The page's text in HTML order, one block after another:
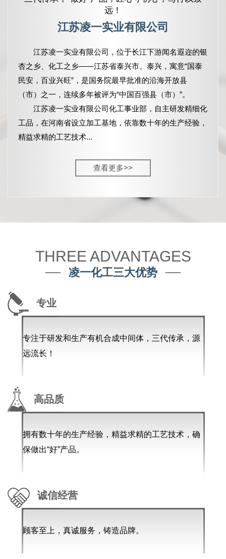
远！
江苏凌一实业有限公司
江苏凌一实业有限公司， 位于长江下游闻名遐迩的银
杏之乡、化工之乡——江苏省泰兴市。泰兴，寓意“国泰
民安，百业兴旺”，是国务院最早批准的沿海开放县
（市）之一，连续多年被评为“中国百强县（市）”。
江苏凌一实业有限公司化工事业部，自主研发精细化
工品，在河南省设立加工基地，依靠数十年的生产经验，
精益求精的工艺技术...
查看更多>>
THREE ADVANTAGES
凌一化工三大优势
专业
专注于研发和生产有机合成中间体，三代传承，源
远流长！
高品质
拥有数十年的生产经验，精益求精的工艺技术，确
保做出“好”产品。
诚信经营
顾客至上，真诚服务，铸造品牌。